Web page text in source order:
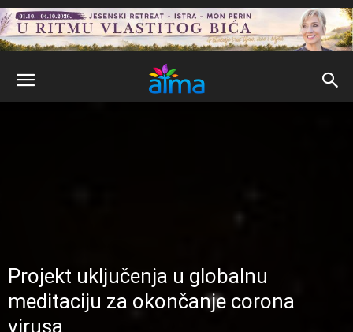
Projekt uključenja u globalnu
meditaciju za okončanje corona
virusa